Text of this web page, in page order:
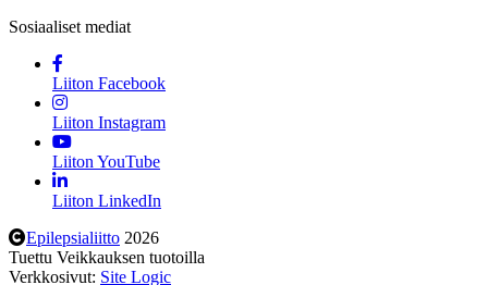
Sosiaaliset mediat
Liiton Facebook
Liiton Instagram
Liiton YouTube
Liiton LinkedIn
Epilepsialiitto 2026
Tuettu Veikkauksen tuotoilla
Verkkosivut: Site Logic